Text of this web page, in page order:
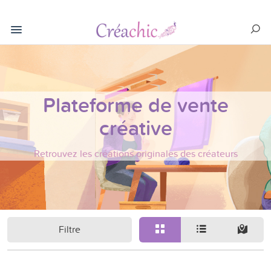
Plateforme de vente
créative
Retrouvez les créations originales des créateurs
Filtre